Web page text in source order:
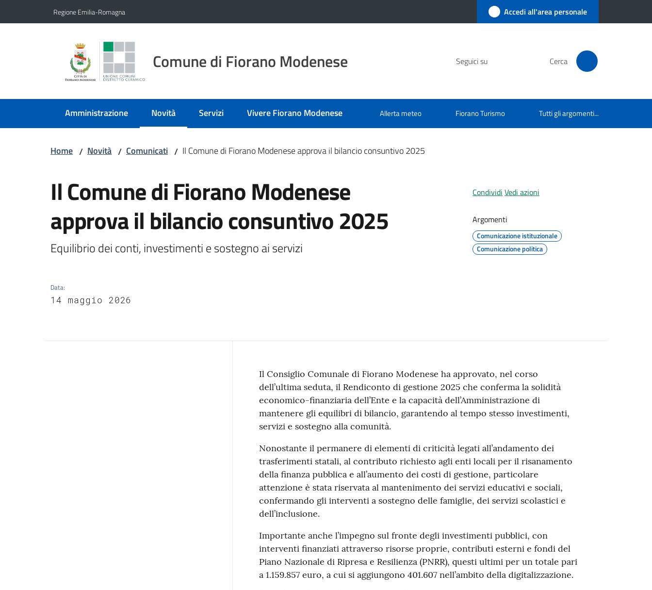
Regione Emilia-Romagna Accedi all'area personale
Comune di Fiorano Modenese Seguici su Cerca
Amministrazione Novità
Menu selezionato
Servizi Vivere Fiorano Modenese Allerta meteo Fiorano Turismo Tutti gli argomenti...
Home / Novità / Comunicati / Il Comune di Fiorano Modenese approva il bilancio consuntivo 2025
Il Comune di Fiorano Modenese
approva il bilancio consuntivo 2025
Equilibrio dei conti, investimenti e sostegno ai servizi
Data:
14 maggio 2026
Condividi Vedi azioni
Argomenti
Comunicazione istituzionale
Comunicazione politica
Contenuto
Il Consiglio Comunale di Fiorano Modenese ha approvato, nel corso
dell’ultima seduta, il Rendiconto di gestione 2025 che conferma la solidità
economico-finanziaria dell’Ente e la capacità dell’Amministrazione di
mantenere gli equilibri di bilancio, garantendo al tempo stesso investimenti,
servizi e sostegno alla comunità.
Nonostante il permanere di elementi di criticità legati all’andamento dei
trasferimenti statali, al contributo richiesto agli enti locali per il risanamento
della finanza pubblica e all’aumento dei costi di gestione, particolare
attenzione è stata riservata al mantenimento dei servizi educativi e sociali,
confermando gli interventi a sostegno delle famiglie, dei servizi scolastici e
dell’inclusione.
Importante anche l’impegno sul fronte degli investimenti pubblici, con
interventi finanziati attraverso risorse proprie, contributi esterni e fondi del
Piano Nazionale di Ripresa e Resilienza (PNRR), questi ultimi per un totale pari
a 1.159.857 euro, a cui si aggiungono 401.607 nell’ambito della digitalizzazione.